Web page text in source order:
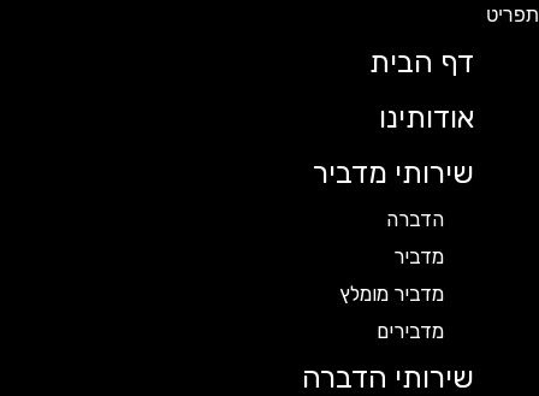
תפריט
דף הבית
אודותינו
שירותי מדביר
הדברה
מדביר
מדביר מומלץ
מדבירים
שירותי הדברה